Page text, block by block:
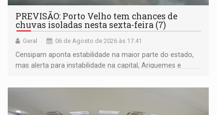
PREVISÃO: Porto Velho tem chances de
chuvas isoladas nesta sexta-feira (7)
Geral 06 de Agosto de 2026 às 17:41
Censipam aponta estabilidade na maior parte do estado,
mas alerta para instabilidade na capital, Ariquemes e